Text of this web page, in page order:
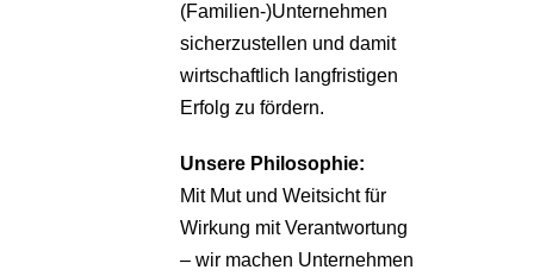
(Familien-)Unternehmen
sicherzustellen und damit
wirtschaftlich langfristigen
Erfolg zu fördern.
Unsere Philosophie:
Mit Mut und Weitsicht für
Wirkung mit Verantwortung
– wir machen Unternehmen